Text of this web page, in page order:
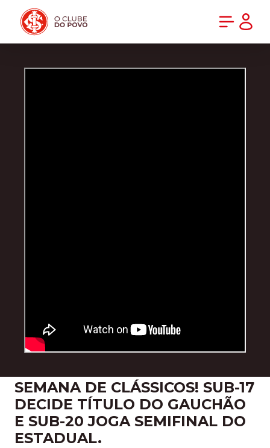
SEMANA DE CLÁSSICOS! SUB-17
DECIDE TÍTULO DO GAUCHÃO
E SUB-20 JOGA SEMIFINAL DO
ESTADUAL.